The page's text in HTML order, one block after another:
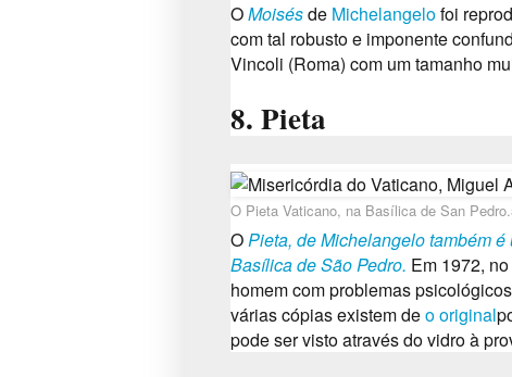
OMoisésde Michelangelofoi
com tal robusto e imponente
Vincoli (Roma) com um tamanho
8. Pieta
O Pieta Vaticano, na Basílica de San Pedro.
OPieta, de Michelangelo também
Basílica de São Pedro. Em 1972,
homem com problemas
várias cópias existem deo original
pode ser visto através do vidro à